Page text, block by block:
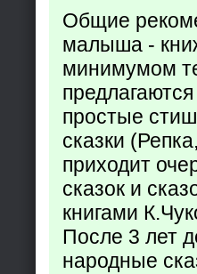
Общие
малыша -
минимумом
простые
сказки
приходит
сказок и
книгами
После 3 лет
народные